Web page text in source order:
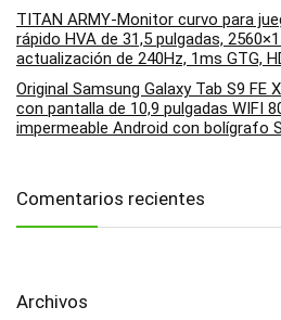
TITAN ARMY-Monitor curvo para
rápido HVA de 31,5 pulgadas,
actualización de 240Hz, 1ms GTG,
Original Samsung Galaxy Tab S9 FE
con pantalla de 10,9 pulgadas WIFI
impermeable Android con bolígrafo S
Comentarios recientes
Archivos